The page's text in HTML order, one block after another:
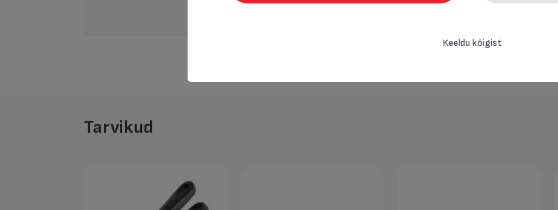
Tarvikud
Keeldu kõigist